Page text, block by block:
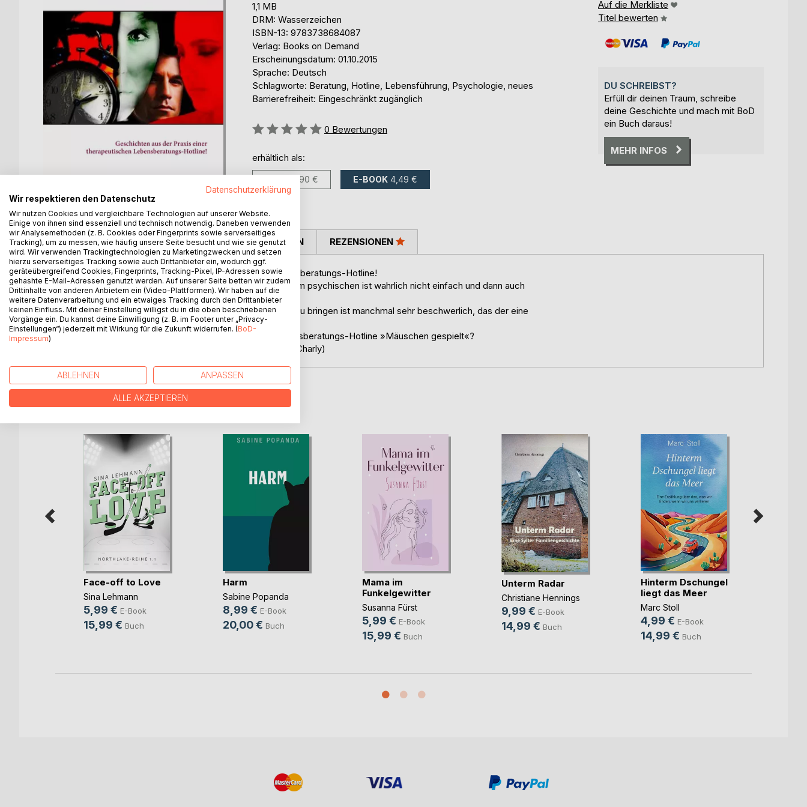
1,1 MB
DRM: Wasserzeichen
ISBN-13: 9783738684087
Verlag: Books on Demand
Erscheinungsdatum: 01.10.2015
Sprache: Deutsch
Schlagworte: Beratung, Hotline, Lebensführung, Psychologie, neues
Barrierefreiheit: Eingeschränkt zugänglich
Bewertung::
0 Bewertungen
erhältlich als:
7,90 € E-BOOK 4,49 €
Auf die Merkliste
Titel bewerten
DU SCHREIBST?
Erfüll dir deinen Traum, schreibe
deine Geschichte und mach mit BoD
ein Buch daraus!
MEHR INFOS
BESCHREIBUNG
Geschichten aus der Praxis einer therapeutischen Lebensberatungs-Hotline!
Eine Balance zu finden zwischen dem physischen und dem psychischen ist wahrlich nicht einfach und dann auch
noch das Verhalten der Außenwelt!
Zwischen Gefühlen + Realität - das alles unter einen Hut zu bringen ist manchmal sehr beschwerlich, das der eine
oder andere nicht mehr weiter weiß ... und nun?
Und wer von uns hätte nicht gerne einmal bei einer Lebensberatungs-Hotline »Mäuschen gespielt«?
In Büchern liegt die Seele aller gewesener Zeit (Thomas Charly)
AUTOR/IN PRESSESTIMMEN REZENSIONEN
WEITERE TITEL BEIBoD
Face-off to Love
Sina Lehmann
5,99 € E-Book
15,99 € Buch
Harm
Sabine Popanda
8,99 € E-Book
20,00 € Buch
Mama im
Funkelgewitter
Susanna Fürst
5,99 € E-Book
15,99 € Buch
Unterm Radar
Christiane Hennings
9,99 € E-Book
14,99 € Buch
Hinterm Dschungel
liegt das Meer
Marc Stoll
4,99 € E-Book
14,99 € Buch
Datenschutzerklärung
Wir respektieren den Datenschutz
Wir nutzen Cookies und vergleichbare Technologien auf unserer Website.
Einige von ihnen sind essenziell und technisch notwendig. Daneben verwenden
wir Analysemethoden (z. B. Cookies oder Fingerprints sowie serverseitiges
Tracking), um zu messen, wie häufig unsere Seite besucht und wie sie genutzt
wird. Wir verwenden Trackingtechnologien zu Marketingzwecken und setzen
hierzu serverseitiges Tracking sowie auch Drittanbieter ein, wodurch ggf.
geräteübergreifend Cookies, Fingerprints, Tracking-Pixel, IP-Adressen sowie
gehashte E-Mail-Adressen genutzt werden. Auf unserer Seite betten wir zudem
Drittinhalte von anderen Anbietern ein (Video-Plattformen). Wir haben auf die
weitere Datenverarbeitung und ein etwaiges Tracking durch den Drittanbieter
keinen Einfluss. Mit deiner Einstellung willigst du in die oben beschriebenen
Vorgänge ein. Du kannst deine Einwilligung (z. B. im Footer unter „Privacy-
Einstellungen“) jederzeit mit Wirkung für die Zukunft widerrufen. (BoD-
Impressum)
ABLEHNEN ANPASSEN
ALLE AKZEPTIEREN